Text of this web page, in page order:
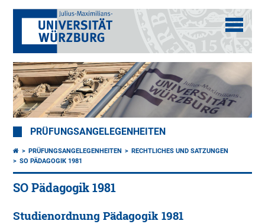
PRÜFUNGSANGELEGENHEITEN
PRÜFUNGSANGELEGENHEITEN
RECHTLICHES UND SATZUNGEN
SO PÄDAGOGIK 1981
SO Pädagogik 1981
Studienordnung Pädagogik 1981